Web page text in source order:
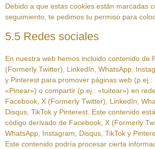
Debido a que estas cookies están marcadas
seguimiento, te pedimos tu permiso para
5.5 Redes sociales
En nuestra web hemos incluido contenido de
(Formerly Twitter), LinkedIn, WhatsApp,
y Pinterest para promover páginas web (p.ej.:
«Pinear») o compartir (p.ej.: «tuitear») en
Facebook, X (Formerly Twitter), LinkedIn,
Disqus, TikTok y Pinterest. Este contenido
código derivado de Facebook, X (Formerly
WhatsApp, Instagram, Disqus, TikTok y
Este contenido podría procesar cierta